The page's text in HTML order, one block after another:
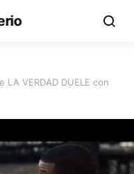
LA VERDAD DUELE con